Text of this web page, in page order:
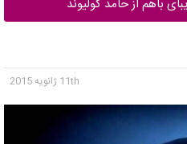
باهم از حامد کولیوند
11th ژانویه 2015